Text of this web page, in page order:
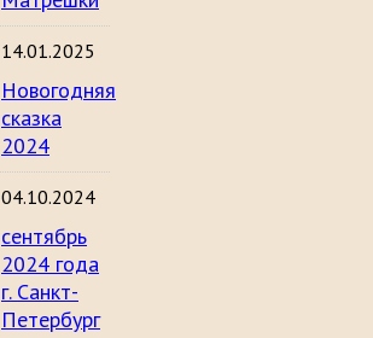
14.01.2025
Новогодняя
сказка
2024
04.10.2024
сентябрь
2024 года
г. Санкт-
Петербург